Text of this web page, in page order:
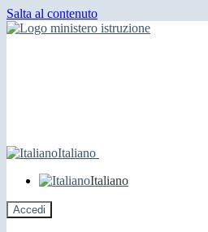
Salta al contenuto
Italiano
Italiano
Accedi